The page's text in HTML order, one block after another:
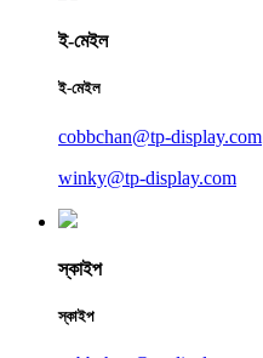
ই-মেইল
ই-মেইল
cobbchan@tp-display.com
winky@tp-display.com
স্কাইপ
স্কাইপ